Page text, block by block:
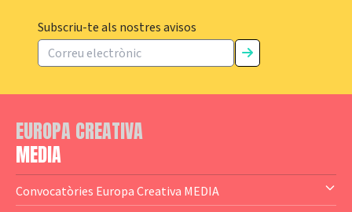
Subscriu-te als nostres avisos
EUROPA CREATIVA
MEDIA
Convocatòries Europa Creativa MEDIA